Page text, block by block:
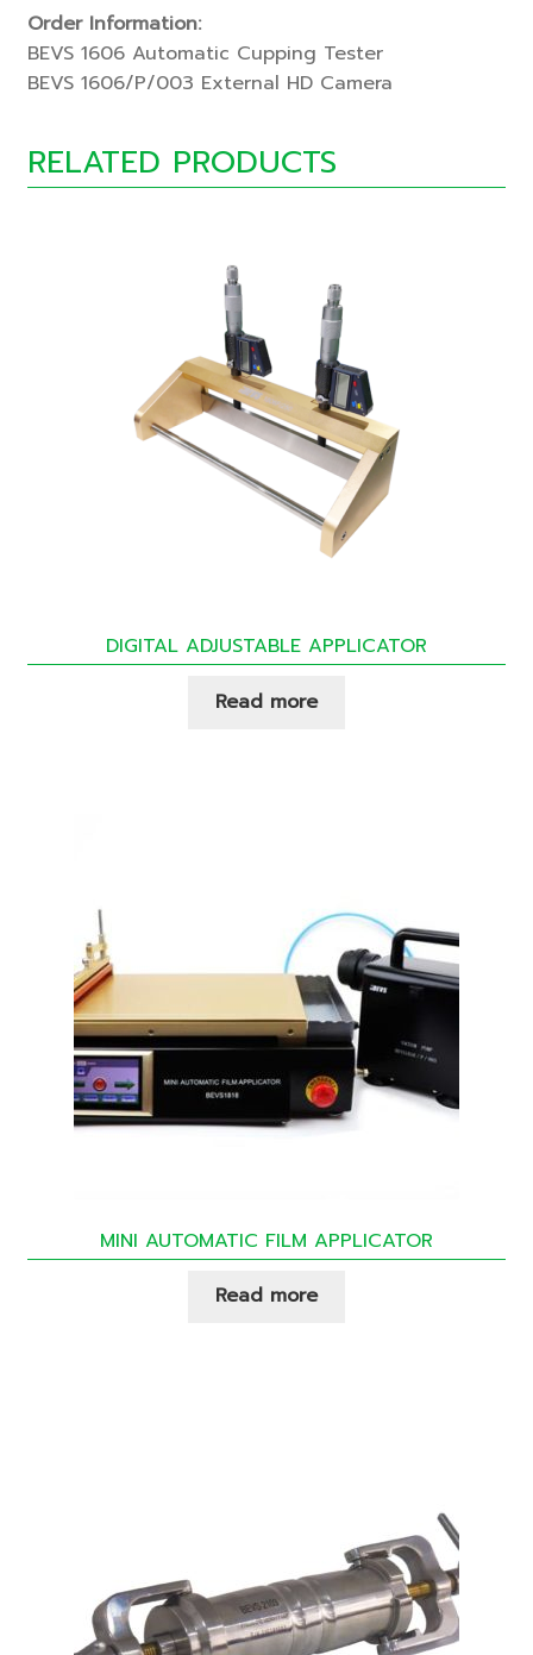
Order Information:
BEVS 1606 Automatic Cupping Tester
BEVS 1606/P/003 External HD Camera
RELATED PRODUCTS
DIGITAL ADJUSTABLE APPLICATOR
Read more
MINI AUTOMATIC FILM APPLICATOR
Read more